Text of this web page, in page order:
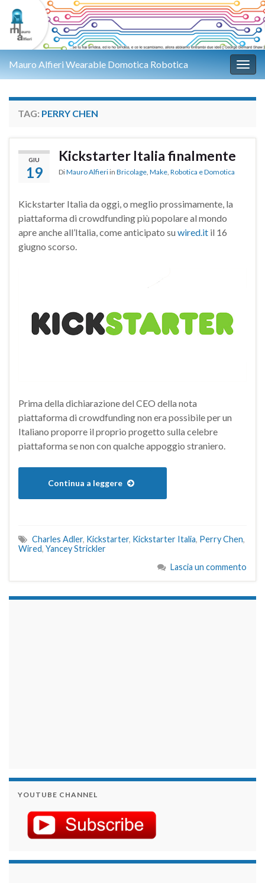
Mauro Alfieri Wearable Domotica Robotica
TAG: PERRY CHEN
GIU
19
Kickstarter Italia finalmente
DiMauro Alfieri in Bricolage, Make, Robotica e Domotica
Kickstarter Italia da oggi, o meglio prossimamente, la
piattaforma di crowdfunding più popolare al mondo
apre anche all’Italia, come anticipato su wired.it il 16
giugno scorso.
Prima della dichiarazione del CEO della nota
piattaforma di crowdfunding non era possibile per un
Italiano proporre il proprio progetto sulla celebre
piattaforma se non con qualche appoggio straniero.
Continua a leggere
Charles Adler, Kickstarter, Kickstarter Italia, Perry Chen,
Wired, Yancey Strickler
Lascia un commento
YOUTUBE CHANNEL